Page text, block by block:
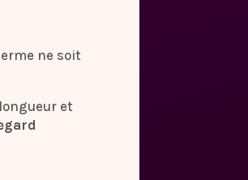
ne soit
et